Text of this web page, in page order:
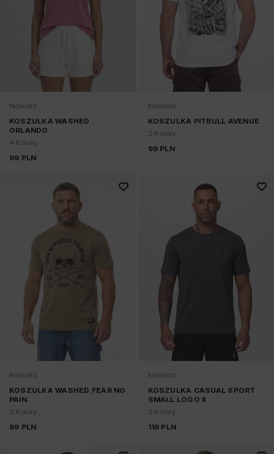
Nowość
KOSZULKA WASHED
ORLANDO
4 Kolory
99 PLN
Nowość
KOSZULKA PITBULL AVENUE
2 Kolory
99 PLN
Nowość
KOSZULKA WASHED FEAR NO
PAIN
3 Kolory
99 PLN
Nowość
KOSZULKA CASUAL SPORT
SMALL LOGO II
3 Kolory
119 PLN